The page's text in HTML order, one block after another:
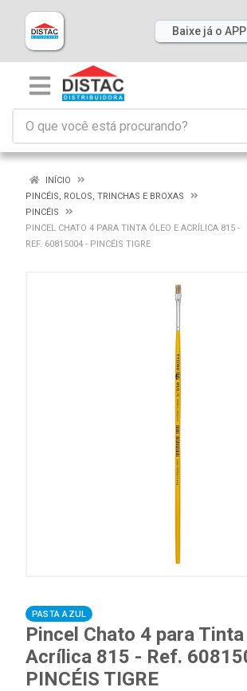
Baixe já o
INÍCIO
PINCÉIS, ROLOS, TRINCHAS E BROXAS
PINCÉIS
PINCEL CHATO 4 PARA TINTA ÓLEO E ACRÍLICA 815 -
REF. 60815004 - PINCÉIS TIGRE
PASTA AZUL
Pincel Chato 4 para Tinta
Acrílica 815 - Ref.
PINCÉIS TIGRE